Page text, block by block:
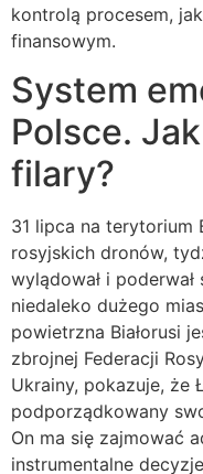
kontrolą procesem,
finansowym.
System
Polsce.
filary?
31 lipca na terytorium
rosyjskich dronów,
wylądował i
niedaleko dużego
powietrzna Białorusi
zbrojnej Federacji
Ukrainy, pokazuje, że
podporządkowany
On ma się zajmować
instrumentalne